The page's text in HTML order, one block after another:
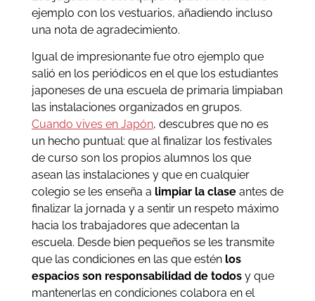
ejemplo con los vestuarios, añadiendo incluso
una nota de agradecimiento.
Igual de impresionante fue otro ejemplo que
salió en los periódicos en el que los estudiantes
japoneses de una escuela de primaria limpiaban
las instalaciones organizados en grupos.
Cuando vives en Japón, descubres que no es
un hecho puntual: que al finalizar los festivales
de curso son los propios alumnos los que
asean las instalaciones y que en cualquier
colegio se les enseña a limpiar la claseantes de
finalizar la jornada y a sentir un respeto máximo
hacia los trabajadores que adecentan la
escuela. Desde bien pequeños se les transmite
que las condiciones en las que estén los
espacios son responsabilidad de todosy que
mantenerlas en condiciones colabora en el